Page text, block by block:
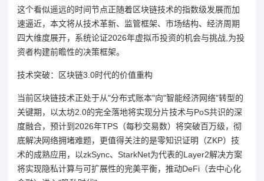
这个看似遥远的时间节点正随着区块链技术的指数级发展而加
速逼近，本文将从技术革新、监管框架、市场结构、经济周期
四大维度展开，系统论证2026年虚拟币投资的机会与挑战,为投
资者构建前瞻性的决策框架。
技术突破：区块链3.0时代的价值重构
当前区块链技术正处于从"分布式账本"向"智能经济网络"转型的
关键期，以太坊2.0的完全落地将实现分片技术与PoS共识的深
度融合，预计到2026年TPS（每秒交易数）将突破百万级，彻
底解决网络拥堵难题，更值得关注的是零知识证明（ZKP）技
术的成熟应用，以zkSync、StarkNet为代表的Layer2解决方案
将实现隐私计算与可扩展性的完美平衡，推动DeFi（去中心化